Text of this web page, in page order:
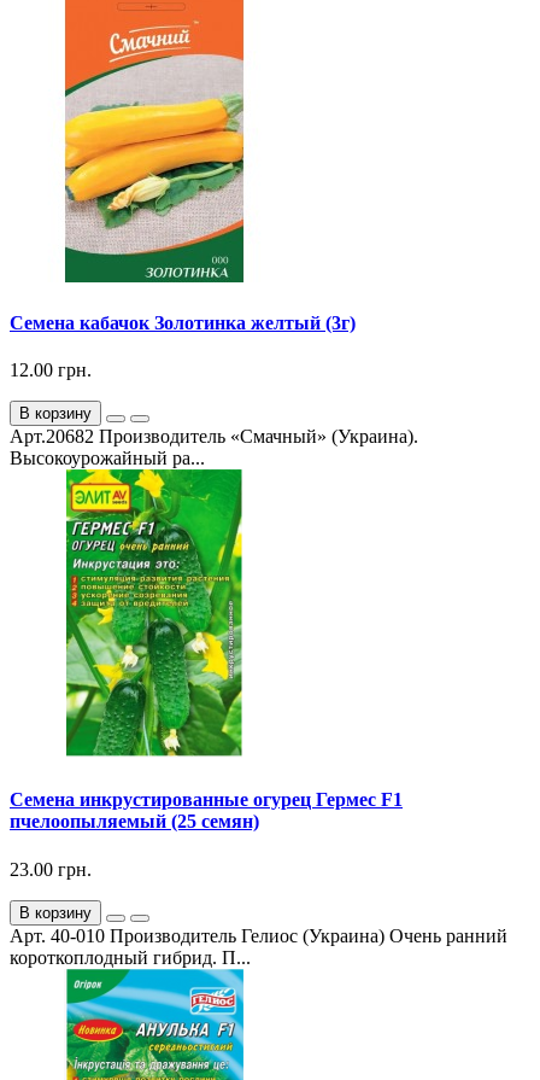
Семена кабачок Золотинка желтый (3г)
12.00 грн.
В корзину
Арт.20682 Производитель «Смачный» (Украина).
Высокоурожайный ра...
Семена инкрустированные огурец Гермес F1
пчелоопыляемый (25 семян)
23.00 грн.
В корзину
Арт. 40-010 Производитель Гелиос (Украина) Очень ранний
короткоплодный гибрид. П...